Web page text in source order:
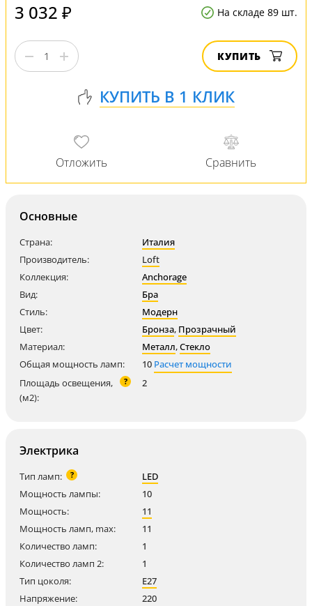
3 032 ₽ На складе 89 шт.
КУПИТЬ
Основные
Страна:
Италия
Производитель:
Loft
Коллекция:
Anchorage
Вид:
Бра
Стиль:
Модерн
Цвет:
Бронза, Прозрачный
Материал:
Металл,Стекло
Общая мощность ламп:
10 Расчет мощности
Площадь освещения,
(м2):
? 2
Электрика
Тип ламп: ?
LED
Мощность лампы:
10
Мощность:
11
Мощность ламп, max:
11
Количество ламп:
1
Количество ламп 2:
1
Тип цоколя:
E27
Напряжение:
220